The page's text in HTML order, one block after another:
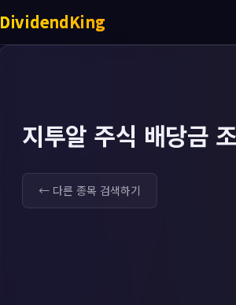
DividendKing
지투알 주식 배당금
← 다른 종목 검색하기